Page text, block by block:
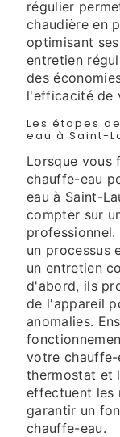
régulier
chaudière en
optimisant
entretien
des
l'efficacité de
Les étapes
eau à Saint-
Lorsque vous
chauffe-eau
eau à Saint-
compter sur
un processus
un entretien
d'abord, ils
de l'appareil
anomalies.
votre chauffe-
thermostat et
effectuent les
garantir un
chauffe-eau.